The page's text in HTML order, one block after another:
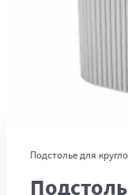
Подстолье для